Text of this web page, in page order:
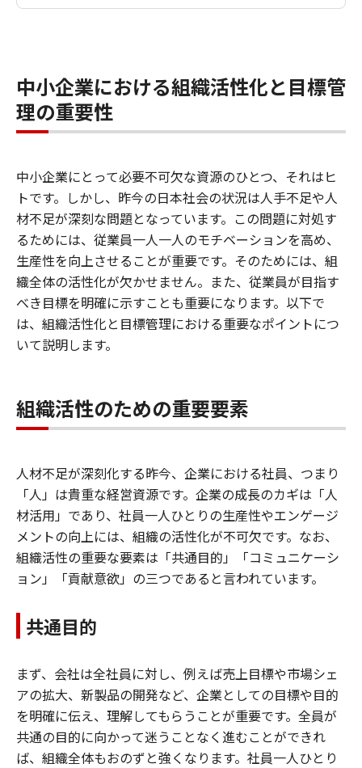
中小企業における組織活性化と目標管
理の重要性
中小企業にとって必要不可欠な資源のひとつ、それはヒ
トです。しかし、昨今の日本社会の状況は人手不足や人
材不足が深刻な問題となっています。この問題に対処す
るためには、従業員一人一人のモチベーションを高め、
生産性を向上させることが重要です。そのためには、組
織全体の活性化が欠かせません。また、従業員が目指す
べき目標を明確に示すことも重要になります。以下で
は、組織活性化と目標管理における重要なポイントにつ
いて説明します。
組織活性のための重要要素
人材不足が深刻化する昨今、企業における社員、つまり
「人」は貴重な経営資源です。企業の成長のカギは「人
材活用」であり、社員一人ひとりの生産性やエンゲージ
メントの向上には、組織の活性化が不可欠です。なお、
組織活性の重要な要素は「共通目的」「コミュニケーシ
ョン」「貢献意欲」の三つであると言われています。
共通目的
まず、会社は全社員に対し、例えば売上目標や市場シェ
アの拡大、新製品の開発など、企業としての目標や目的
を明確に伝え、理解してもらうことが重要です。全員が
共通の目的に向かって迷うことなく進むことができれ
ば、組織全体もおのずと強くなります。社員一人ひとり